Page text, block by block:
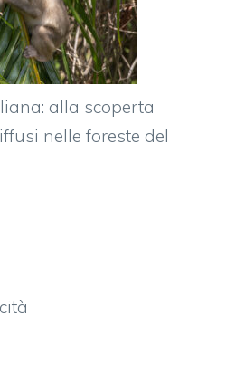
alla scoperta
nelle foreste del